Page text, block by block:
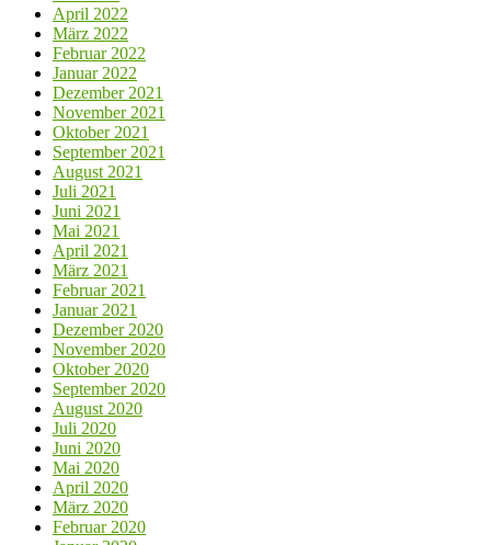
April 2022
März 2022
Februar 2022
Januar 2022
Dezember 2021
November 2021
Oktober 2021
September 2021
August 2021
Juli 2021
Juni 2021
Mai 2021
April 2021
März 2021
Februar 2021
Januar 2021
Dezember 2020
November 2020
Oktober 2020
September 2020
August 2020
Juli 2020
Juni 2020
Mai 2020
April 2020
März 2020
Februar 2020